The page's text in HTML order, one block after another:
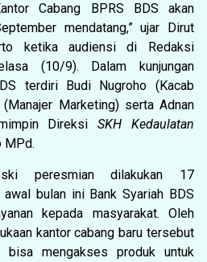
Cabang BPRS BDS akan
mendatang,” ujar Dirut
ketika audiensi di Redaksi
(10/9). Dalam kunjungan
terdiri Budi Nugroho (Kacab
(Manajer Marketing) serta Adnan
DireksiSKH
Kedaulatan
MPd.
peresmian dilakukan 17
bulan ini Bank Syariah BDS
kepada masyarakat. Oleh
kantor cabang baru tersebut
bisa mengakses produk untuk